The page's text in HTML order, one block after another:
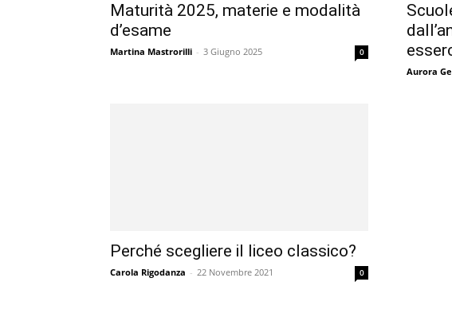
Maturità 2025, materie e modalità
d’esame
Martina Mastrorilli - 3 Giugno 2025 0
Aurora
Perché scegliere il liceo classico?
Carola Rigodanza - 22 Novembre 2021 0